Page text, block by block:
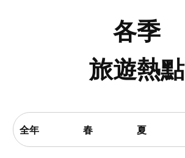
各季
旅遊熱點
全年 春 夏